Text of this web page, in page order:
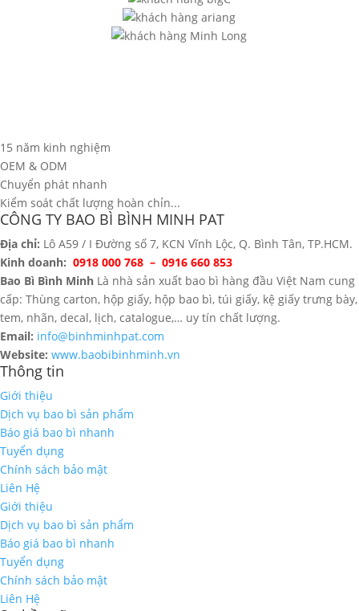
15 năm kinh nghiệm
OEM & ODM
Chuyển phát nhanh
Kiểm soát chất lượng hoàn chỉn...
CÔNG TY BAO BÌ BÌNH MINH PAT
Địa chỉ: Lô A59 / I Đường số 7, KCN Vĩnh Lộc, Q. Bình Tân, TP.HCM.
Kinh doanh: 0918 000 768 – 0916 660 853
Bao Bì Bình Minh Là nhà sản xuất bao bì hàng đầu Việt Nam cung
cấp: Thùng carton, hộp giấy, hộp bao bì, túi giấy, kệ giấy trưng bày,
tem, nhãn, decal, lịch, catalogue,… uy tín chất lượng.
Email: info@binhminhpat.com
Website: www.baobibinhminh.vn
Thông tin
Giới thiệu
Dịch vụ bao bì sản phẩm
Báo giá bao bì nhanh
Tuyển dụng
Chính sách bảo mật
Liên Hệ
Giới thiệu
Dịch vụ bao bì sản phẩm
Báo giá bao bì nhanh
Tuyển dụng
Chính sách bảo mật
Liên Hệ